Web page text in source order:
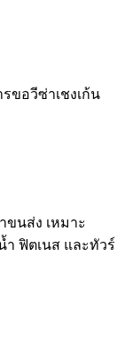
ขอวีซ่าเชงเก้น
นส่ง เหมาะ
ำ ฟิตเนส และทัวร์